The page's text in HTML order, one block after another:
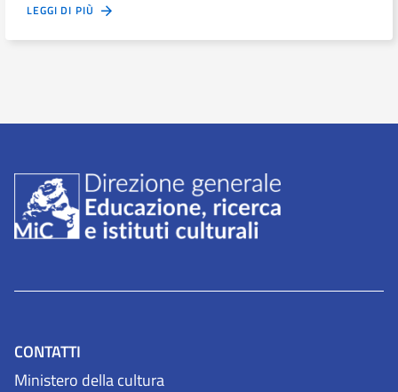
LEGGI DI PIÙ
CONTATTI
Ministero della cultura